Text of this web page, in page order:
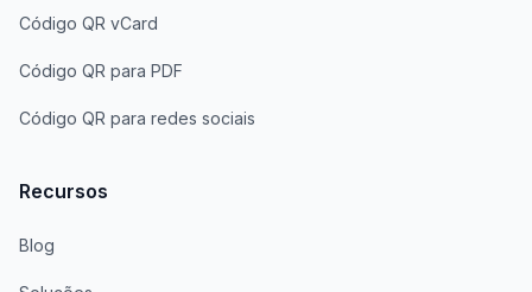
Código QR vCard
Código QR para PDF
Código QR para redes sociais
Recursos
Blog